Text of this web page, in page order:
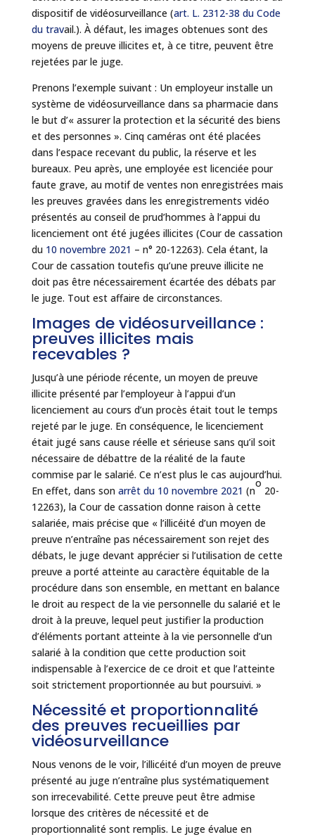
dispositif de vidéosurveillance (art. L. 2312-38 du Code
du travail.). À défaut, les images obtenues sont des
moyens de preuve illicites et, à ce titre, peuvent être
rejetées par le juge.
Prenons l’exemple suivant : Un employeur installe un
système de vidéosurveillance dans sa pharmacie dans
le but d’« assurer la protection et la sécurité des biens
et des personnes ». Cinq caméras ont été placées
dans l’espace recevant du public, la réserve et les
bureaux. Peu après, une employée est licenciée pour
faute grave, au motif de ventes non enregistrées mais
les preuves gravées dans les enregistrements vidéo
présentés au conseil de prud’hommes à l’appui du
licenciement ont été jugées illicites (Cour de cassation
du 10 novembre 2021 – n° 20-12263). Cela étant, la
Cour de cassation toutefis qu’une preuve illicite ne
doit pas être nécessairement écartée des débats par
le juge. Tout est affaire de circonstances.
Images de vidéosurveillance :
preuves illicites mais
recevables ?
Jusqu’à une période récente, un moyen de preuve
illicite présenté par l’employeur à l’appui d’un
licenciement au cours d’un procès était tout le temps
rejeté par le juge. En conséquence, le licenciement
était jugé sans cause réelle et sérieuse sans qu’il soit
nécessaire de débattre de la réalité de la faute
commise par le salarié. Ce n’est plus le cas aujourd’hui.
En effet, dans son arrêt du 10 novembre 2021 (n
o
20-
12263), la Cour de cassation donne raison à cette
salariée, mais précise que « l’illicéité d’un moyen de
preuve n’entraîne pas nécessairement son rejet des
débats, le juge devant apprécier si l’utilisation de cette
preuve a porté atteinte au caractère équitable de la
procédure dans son ensemble, en mettant en balance
le droit au respect de la vie personnelle du salarié et le
droit à la preuve, lequel peut justifier la production
d’éléments portant atteinte à la vie personnelle d’un
salarié à la condition que cette production soit
indispensable à l’exercice de ce droit et que l’atteinte
soit strictement proportionnée au but poursuivi. »
Nécessité et proportionnalité
des preuves recueillies par
vidéosurveillance
Nous venons de le voir, l’illicéité d’un moyen de preuve
présenté au juge n’entraîne plus systématiquement
son irrecevabilité. Cette preuve peut être admise
lorsque des critères de nécessité et de
proportionnalité sont remplis. Le juge évalue en